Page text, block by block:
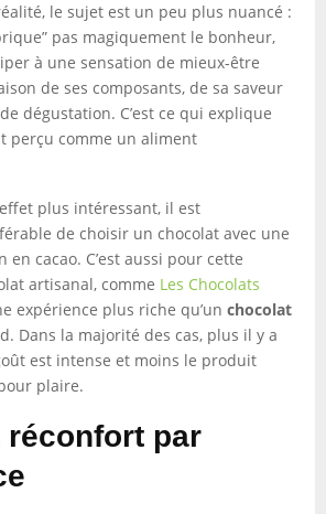
le sujet est un peu plus nuancé :
pas magiquement le bonheur,
à une sensation de mieux-être
de ses composants, de sa saveur
dégustation. C’est ce qui explique
perçu comme un aliment
plus intéressant, il est
de choisir un chocolat avec une
cacao. C’est aussi pour cette
artisanal, comme Les Chocolats
expérience plus riche qu’un chocolat
Dans la majorité des cas, plus il y a
est intense et moins le produit
plaire.
réconfort par